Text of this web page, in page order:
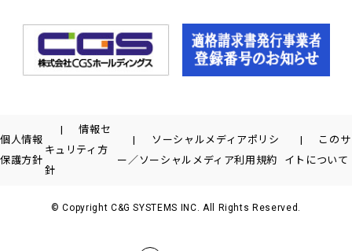
個人情報
保護方針
情報セ
キュリティ方
針
ソーシャルメディアポリシ
ー／ソーシャルメディア利用規約
このサ
イトについて
© Copyright C&G SYSTEMS INC. All Rights Reserved.